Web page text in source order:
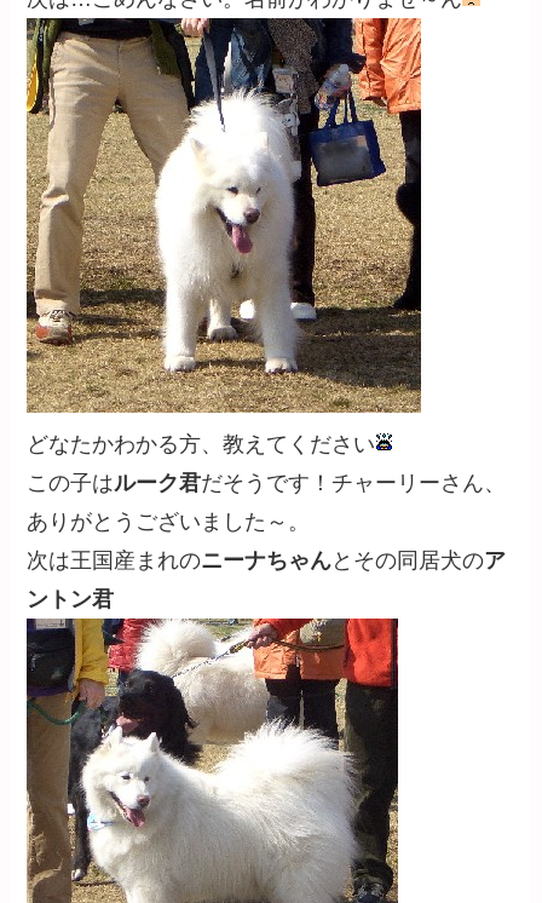
どなたかわかる方、教えてください
この子はルーク君だそうです！チャーリーさん、
ありがとうございました～。
次は王国産まれのニーナちゃんとその同居犬のア
ントン君